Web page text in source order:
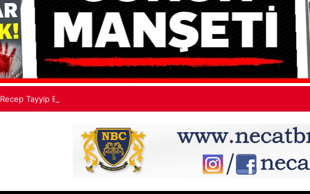
Recep Tayyip Erdoğan: Mekke Ortak Savunma Anlaşması hiçbir ülkeyi hedef almıyor